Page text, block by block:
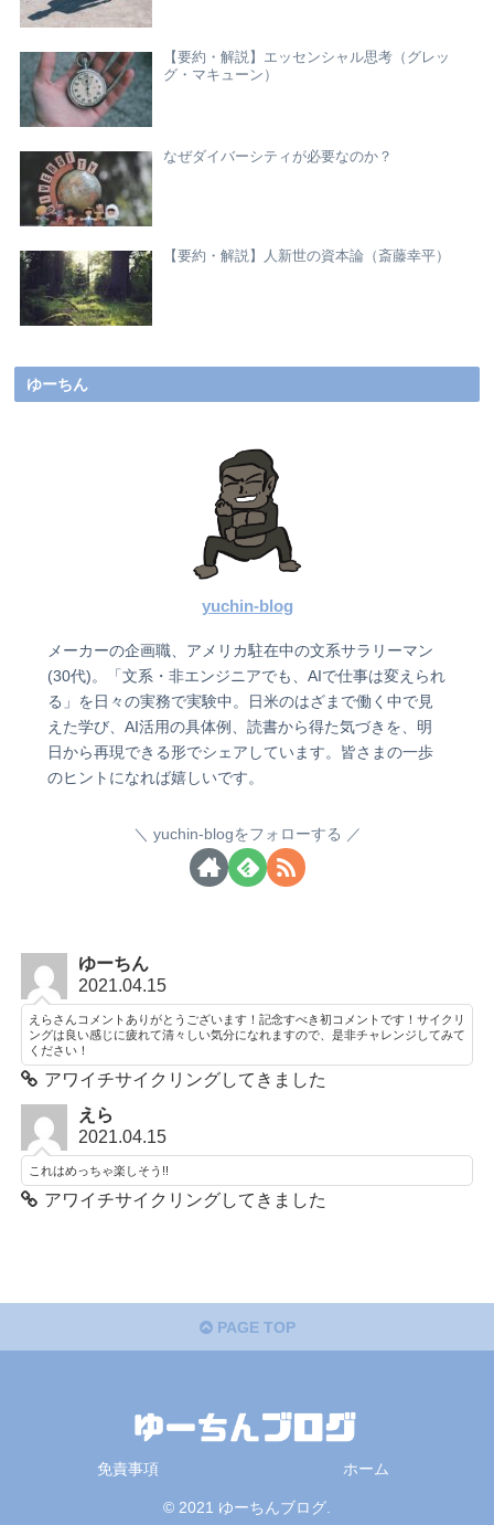
【要約・解説】エッセンシャル思考（グレッ
グ・マキューン）
なぜダイバーシティが必要なのか？
【要約・解説】人新世の資本論（斎藤幸平）
ゆーちん
yuchin-blog
メーカーの企画職、アメリカ駐在中の文系サラリーマン
(30代)。「文系・非エンジニアでも、AIで仕事は変えられ
る」を日々の実務で実験中。日米のはざまで働く中で見
えた学び、AI活用の具体例、読書から得た気づきを、明
日から再現できる形でシェアしています。皆さまの一歩
のヒントになれば嬉しいです。
yuchin-blogをフォローする
ゆーちん
2021.04.15
えらさんコメントありがとうございます！記念すべき初コメントです！サイクリ
ングは良い感じに疲れて清々しい気分になれますので、是非チャレンジしてみて
ください！
アワイチサイクリングしてきました
えら
2021.04.15
これはめっちゃ楽しそう!!
アワイチサイクリングしてきました
PAGE TOP
免責事項 ホーム
© 2021 ゆーちんブログ.